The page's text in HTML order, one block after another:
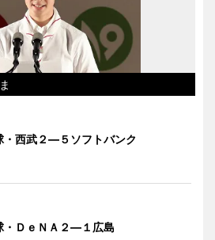
・西武２―５ソフトバンク
・ＤｅＮＡ２―１広島